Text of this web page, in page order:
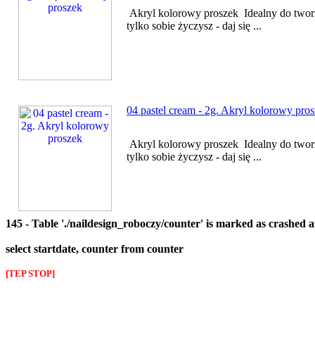
Akryl kolorowy proszek Idealny do
tylko sobie życzysz - daj się ...
04 pastel cream - 2g. Akryl kolorowy
Akryl kolorowy proszek Idealny do
tylko sobie życzysz - daj się ...
145 - Table './naildesign_roboczy/counter' is marked as crashed
select startdate, counter from counter
[TEP STOP]